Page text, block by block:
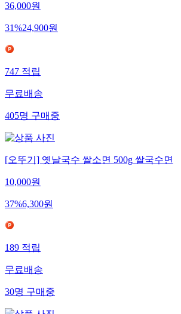
36,000원
31%24,900원
747 적립
무료배송
405명 구매중
[오뚜기] 옛날국수 쌀소면 500g 쌀국수면
10,000원
37%6,300원
189 적립
무료배송
30명 구매중